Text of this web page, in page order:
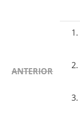
ANTERIOR